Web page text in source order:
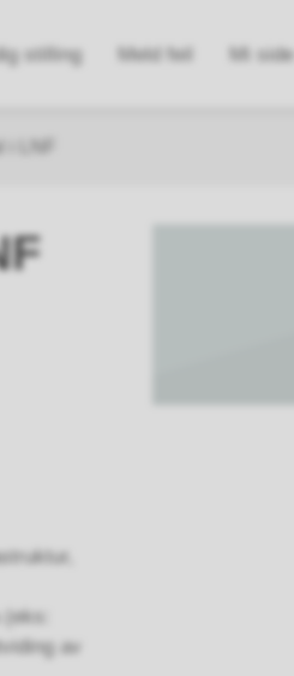
stilling Meld feil Mi side
LNF
av